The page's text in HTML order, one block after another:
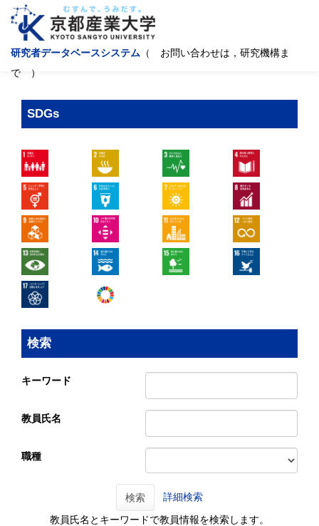
研究者データベースシステム （ お問い合わせは，研究機構ま
で ）
SDGs
検索
キーワード
教員氏名
職種
検索 詳細検索
教員氏名とキーワードで教員情報を検索します。